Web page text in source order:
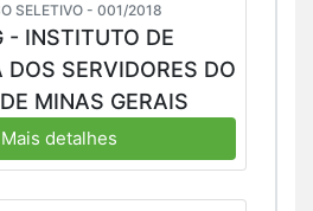
SELETIVO - 001/2018
- INSTITUTO DE
DOS SERVIDORES DO
MINAS GERAIS
Mais detalhes